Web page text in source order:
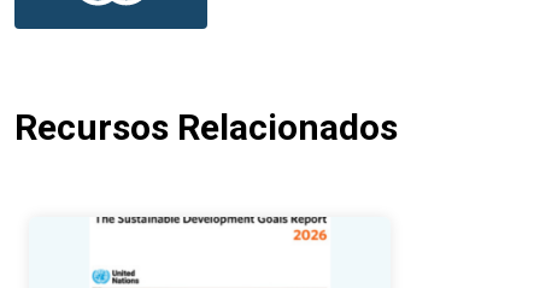
Recursos Relacionados